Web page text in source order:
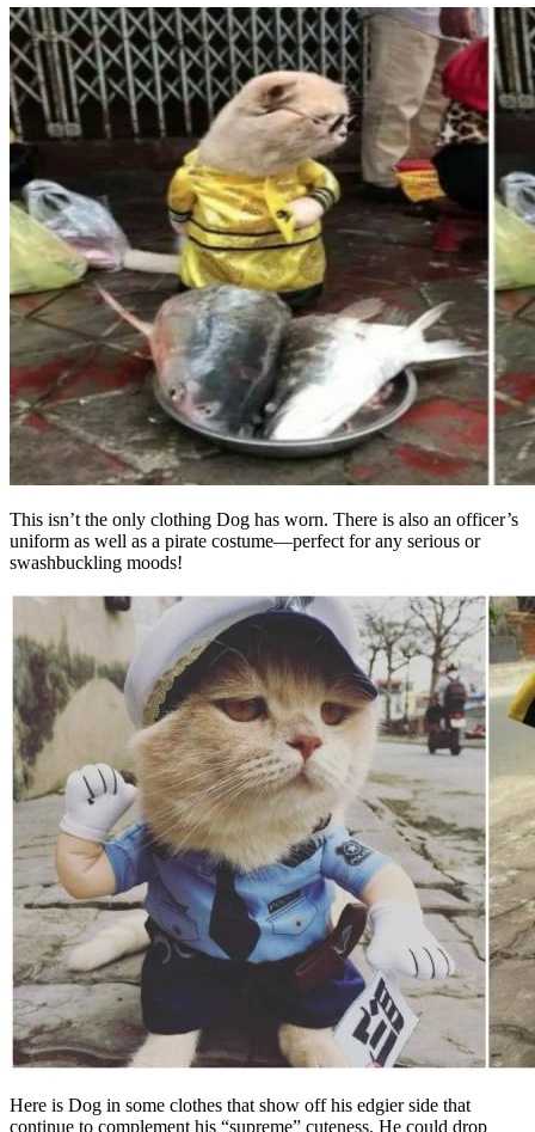
This isn’t the only clothing Dog has worn. There is also an officer’s
uniform as well as a pirate costume—perfect for any serious or
swashbuckling moods!
Here is Dog in some clothes that show off his edgier side that
continue to complement his “supreme” cuteness. He could drop